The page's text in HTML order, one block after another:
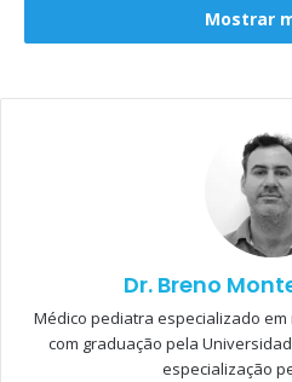
Está gostando
Mostrar
Dr. Breno
Médico pediatra especializado
com graduação pela
especialização